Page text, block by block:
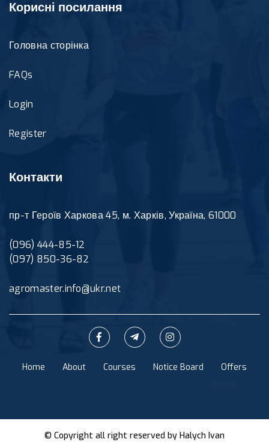
Корисні посилання
Головна сторінка
FAQs
Login
Register
Контакти
пр-т Героїв Харкова 45, м. Харків, Україна, 61000
(096) 444-85-12
(097) 850-36-82
agromaster.info@ukr.net
Home About Courses Notice Board Offers
© Copyright all right reserved by Halych Ivan